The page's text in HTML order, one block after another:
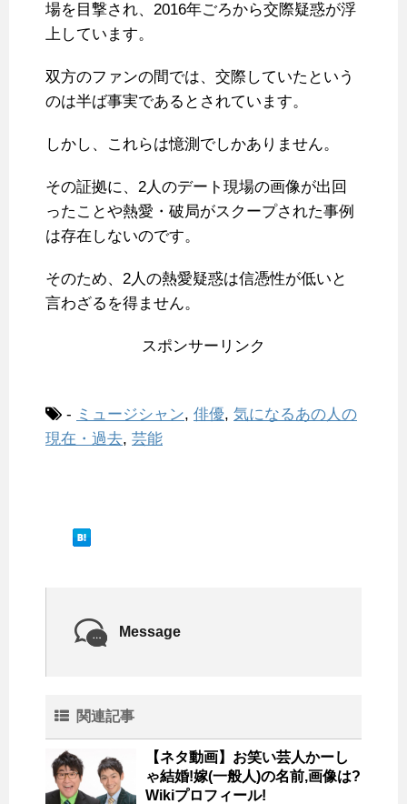
場を目撃され、2016年ごろから交際疑惑が浮
上しています。
双方のファンの間では、交際していたという
のは半ば事実であるとされています。
しかし、これらは憶測でしかありません。
その証拠に、2人のデート現場の画像が出回
ったことや熱愛・破局がスクープされた事例
は存在しないのです。
そのため、2人の熱愛疑惑は信憑性が低いと
言わざるを得ません。
スポンサーリンク
- ミュージシャン, 俳優, 気になるあの人の
現在・過去, 芸能
Message
関連記事
【ネタ動画】お笑い芸人かーし
ゃ結婚!嫁(一般人)の名前,画像は?
Wikiプロフィール!